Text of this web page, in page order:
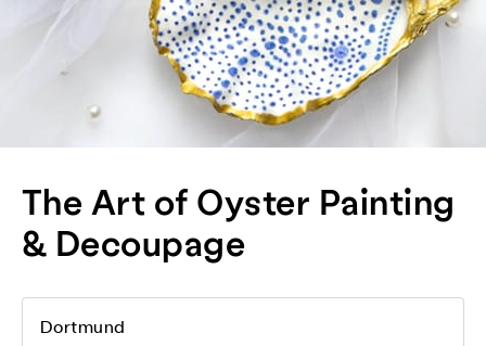
The Art of Oyster Painting
& Decoupage
Dortmund